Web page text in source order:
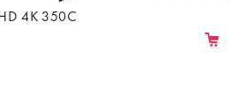
4K 350C